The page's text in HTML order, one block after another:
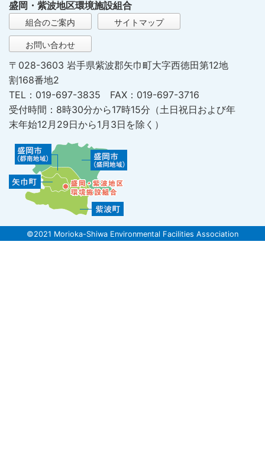
盛岡・紫波地区環境施設組合
組合のご案内 サイトマップ
お問い合わせ
〒028-3603 岩手県紫波郡矢巾町大字西徳田第12地
割168番地2
TEL：019-697-3835 FAX：019-697-3716
受付時間：8時30分から17時15分（土日祝日および年
末年始12月29日から1月3日を除く）
©2021 Morioka-Shiwa Environmental Facilities Association